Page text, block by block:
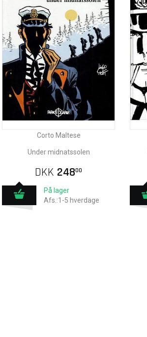
Corto Maltese
Under midnatssolen
DKK 24800
På lager
Afs.:1-5 hverdage